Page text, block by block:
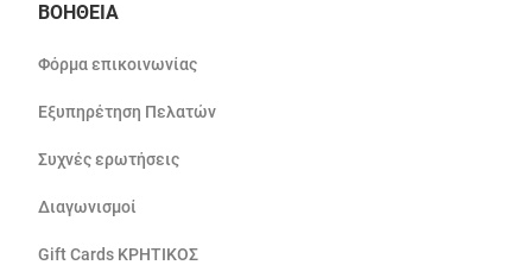
ΒΟΗΘΕΙΑ
Φόρμα επικοινωνίας
Εξυπηρέτηση Πελατών
Συχνές ερωτήσεις
Διαγωνισμοί
Gift Cards ΚΡΗΤΙΚΟΣ